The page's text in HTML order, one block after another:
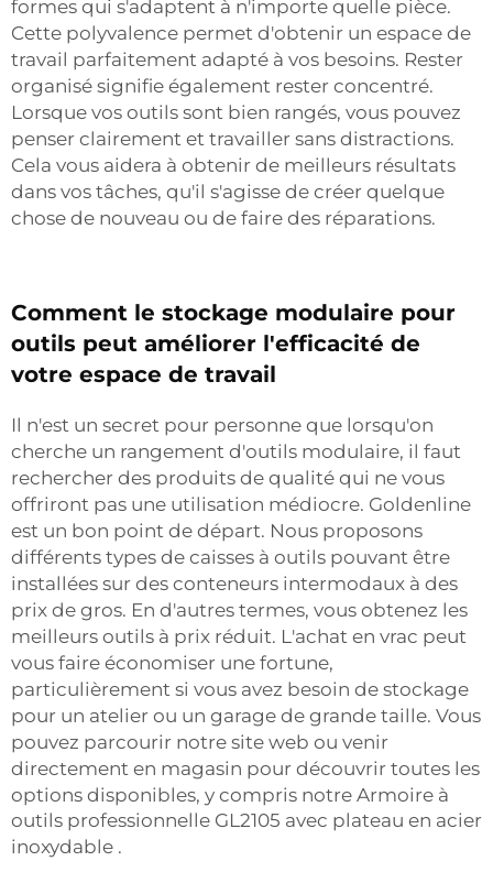
formes qui s'adaptent à n'importe quelle pièce.
Cette polyvalence permet d'obtenir un espace de
travail parfaitement adapté à vos besoins. Rester
organisé signifie également rester concentré.
Lorsque vos outils sont bien rangés, vous pouvez
penser clairement et travailler sans distractions.
Cela vous aidera à obtenir de meilleurs résultats
dans vos tâches, qu'il s'agisse de créer quelque
chose de nouveau ou de faire des réparations.
Comment le stockage modulaire pour
outils peut améliorer l'efficacité de
votre espace de travail
Il n'est un secret pour personne que lorsqu'on
cherche un rangement d'outils modulaire, il faut
rechercher des produits de qualité qui ne vous
offriront pas une utilisation médiocre. Goldenline
est un bon point de départ. Nous proposons
différents types de caisses à outils pouvant être
installées sur des conteneurs intermodaux à des
prix de gros. En d'autres termes, vous obtenez les
meilleurs outils à prix réduit. L'achat en vrac peut
vous faire économiser une fortune,
particulièrement si vous avez besoin de stockage
pour un atelier ou un garage de grande taille. Vous
pouvez parcourir notre site web ou venir
directement en magasin pour découvrir toutes les
options disponibles, y compris notre Armoire à
outils professionnelle GL2105 avec plateau en acier
inoxydable .